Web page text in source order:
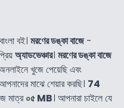
বই। মরণের ডঙ্কা বাজে-
অ্যাডভেঞ্চার। মরণের ডঙ্কা বাজে
খুজে পেয়েছি এবং
মাঝে শেয়ার করছি। 74
মাত্র০৫ MB। আপনারা চাইলে যে